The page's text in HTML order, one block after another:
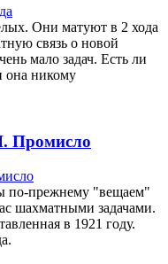
Они матуют в 2 хода
связь о новой
мало задач. Есть ли
она никому
Промисло
по-прежнему "вещаем"
шахматными задачами.
в 1921 году.